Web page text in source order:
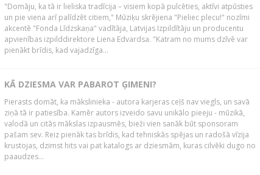
"Domāju, ka tā ir lieliska tradīcija – visiem kopā pulcēties, aktīvi atpūsties
un pie viena arī palīdzēt citiem," Mūziķu skrējiena "Pieliec plecu!" nozīmi
akcentē "Fonda Līdzskaņa" vadītāja, Latvijas Izpildītāju un producentu
apvienības izpilddirektore Liena Edvardsa. "Katram no mums dzīvē var
pienākt brīdis, kad vajadzīga...
KĀ DZIESMA VAR PABAROT ĢIMENI?
Pierasts domāt, ka mākslinieka - autora karjeras ceļš nav viegls, un savā
ziņā tā ir patiesība. Kamēr autors izveido savu unikālo pieeju - mūzikā,
valodā un citās mākslas izpausmēs, bieži vien sanāk būt sponsoram
pašam sev. Reiz pienāk tas brīdis, kad tehniskās spējas un radošā vīzija
krustojas, dzimst hits vai pat katalogs ar dziesmām, kuras cilvēki dugo no
paaudzes...